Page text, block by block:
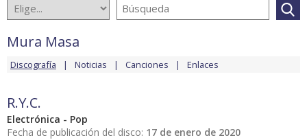
Mura Masa
Discografía Noticias Canciones Enlaces
R.Y.C.
Electrónica - Pop
Fecha de publicación del disco: 17 de enero de 2020